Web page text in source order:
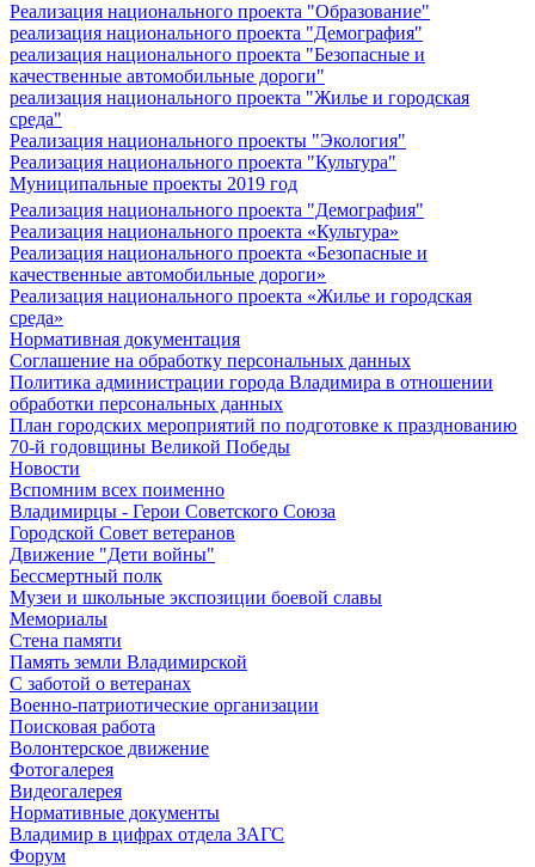
Реализация национального проекта "Образование"
реализация национального проекта "Демография"
реализация национального проекта "Безопасные и
качественные автомобильные дороги"
реализация национального проекта "Жилье и городская
среда"
Реализация национального проекты "Экология"
Реализация национального проекта "Культура"
Муниципальные проекты 2019 год
Реализация национального проекта "Демография"
Реализация национального проекта «Культура»
Реализация национального проекта «Безопасные и
качественные автомобильные дороги»
Реализация национального проекта «Жилье и городская
среда»
Нормативная документация
Соглашение на обработку персональных данных
Политика администрации города Владимира в отношении
обработки персональных данных
План городских мероприятий по подготовке к празднованию
70-й годовщины Великой Победы
Новости
Вспомним всех поименно
Владимирцы - Герои Советского Союза
Городской Совет ветеранов
Движение "Дети войны"
Бессмертный полк
Музеи и школьные экспозиции боевой славы
Мемориалы
Стена памяти
Память земли Владимирской
С заботой о ветеранах
Военно-патриотические организации
Поисковая работа
Волонтерское движение
Фотогалерея
Видеогалерея
Нормативные документы
Владимир в цифрах отдела ЗАГС
Форум